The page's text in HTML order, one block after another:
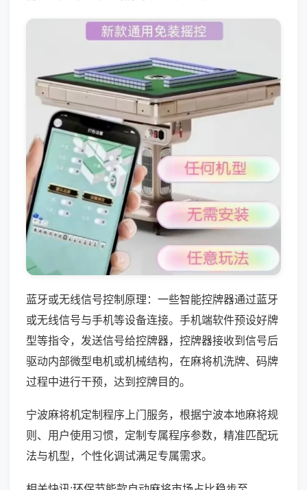
蓝牙或无线信号控制原理：一些智能控牌器通过蓝牙
或无线信号与手机等设备连接。手机端软件预设好牌
型等指令，发送信号给控牌器，控牌器接收到信号后
驱动内部微型电机或机械结构，在麻将机洗牌、码牌
过程中进行干预，达到控牌目的。
宁波麻将机定制程序上门服务，根据宁波本地麻将规
则、用户使用习惯，定制专属程序参数，精准匹配玩
法与机型，个性化调试满足专属需求。